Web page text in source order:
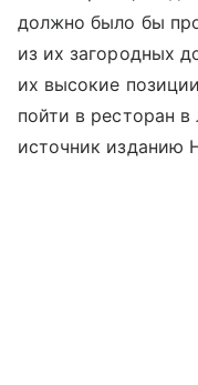
должно было бы
из их загородных
их высокие
пойти в ресторан
источник изданию